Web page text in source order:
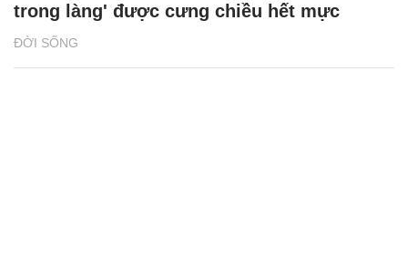
ĐỜI SỐNG
trong làng' được cưng chiều hết mực